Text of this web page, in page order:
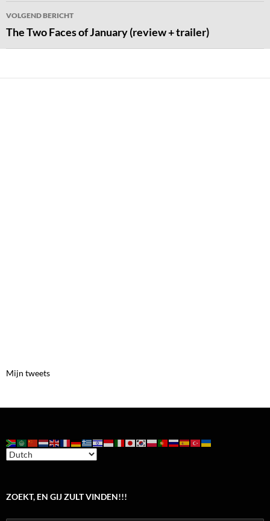
VOLGEND BERICHT
The Two Faces of January (review + trailer)
Mijn tweets
ZOEKT, EN GIJ ZULT VINDEN!!!